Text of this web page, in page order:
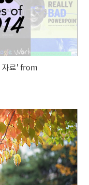
자료' from